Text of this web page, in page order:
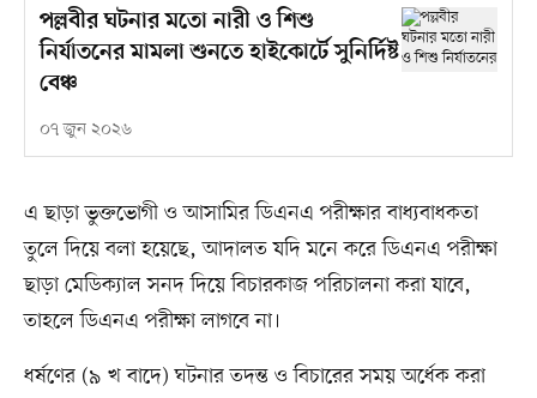
পল্লবীর ঘটনার মতো নারী ও শিশু
নির্যাতনের মামলা শুনতে হাইকোর্টে সুনির্দিষ্ট
বেঞ্চ
০৭ জুন ২০২৬
এ ছাড়া ভুক্তভোগী ও আসামির ডিএনএ পরীক্ষার বাধ্যবাধকতা
তুলে দিয়ে বলা হয়েছে, আদালত যদি মনে করে ডিএনএ পরীক্ষা
ছাড়া মেডিক্যাল সনদ দিয়ে বিচারকাজ পরিচালনা করা যাবে,
তাহলে ডিএনএ পরীক্ষা লাগবে না।
ধর্ষণের (৯ খ বাদে) ঘটনার তদন্ত ও বিচারের সময় অর্ধেক করা